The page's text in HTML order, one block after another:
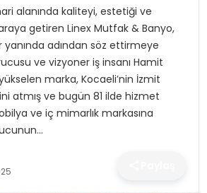
alanında kaliteyi, estetiği ve
getiren Linex Mutfak & Banyo,
yanında adından söz ettirmeye
ve vizyoner iş insanı Hamit
marka, Kocaeli’nin İzmit
atmış ve bugün 81 ilde hizmet
ve iç mimarlık markasına